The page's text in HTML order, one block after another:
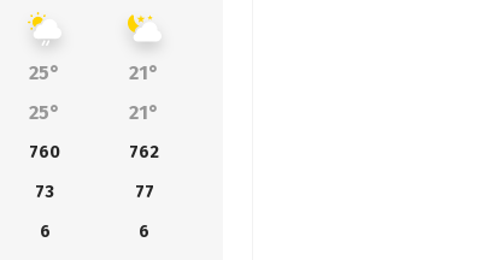
25°
21°
25° 21°
760
762
73
77
6
6